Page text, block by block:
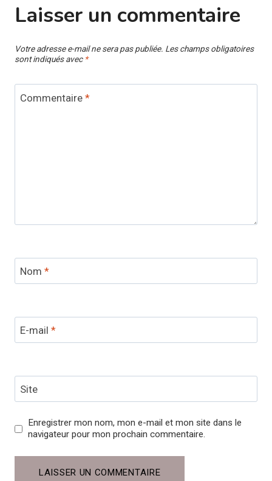
Laisser un commentaire
Votre adresse e-mail ne sera pas publiée. Les champs obligatoires
sont indiqués avec *
Commentaire *
Nom *
E-mail *
Site
Enregistrer mon nom, mon e-mail et mon site dans le
navigateur pour mon prochain commentaire.